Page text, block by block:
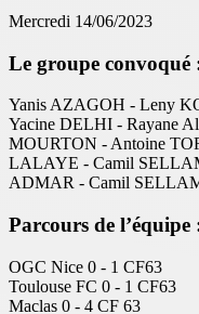
Mercredi 14/06/2023
Le groupe convoqué
Yanis AZAGOH - Leny
Yacine DELHI - Rayane
MOURTON - Antoine
LALAYE - Camil
ADMAR - Camil
Parcours de l’équipe
OGC Nice 0 - 1 CF63
Toulouse FC 0 - 1 CF63
Maclas 0 - 4 CF 63